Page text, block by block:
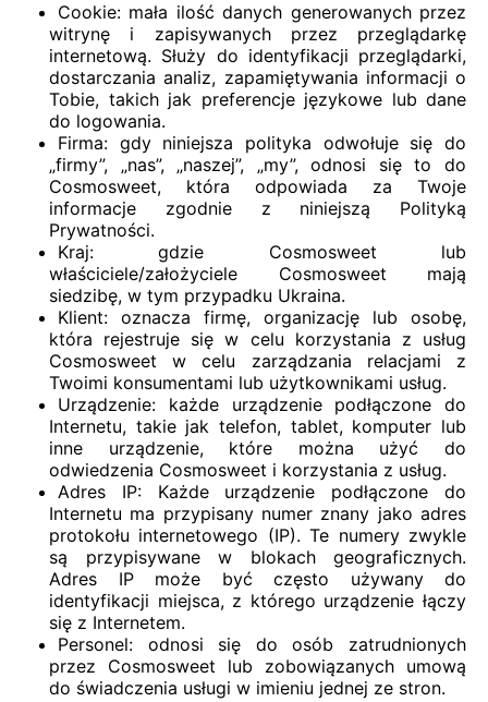
Cookie: mała ilość danych generowanych przez
witrynę i zapisywanych przez przeglądarkę
internetową. Służy do identyfikacji przeglądarki,
dostarczania analiz, zapamiętywania informacji o
Tobie, takich jak preferencje językowe lub dane
do logowania.
Firma: gdy niniejsza polityka odwołuje się do
„firmy”, „nas”, „naszej”, „my”, odnosi się to do
Cosmosweet, która odpowiada za Twoje
informacje zgodnie z niniejszą Polityką
Prywatności.
Kraj: gdzie Cosmosweet lub
właściciele/założyciele Cosmosweet mają
siedzibę, w tym przypadku Ukraina.
Klient: oznacza firmę, organizację lub osobę,
która rejestruje się w celu korzystania z usług
Cosmosweet w celu zarządzania relacjami z
Twoimi konsumentami lub użytkownikami usług.
Urządzenie: każde urządzenie podłączone do
Internetu, takie jak telefon, tablet, komputer lub
inne urządzenie, które można użyć do
odwiedzenia Cosmosweet i korzystania z usług.
Adres IP: Każde urządzenie podłączone do
Internetu ma przypisany numer znany jako adres
protokołu internetowego (IP). Te numery zwykle
są przypisywane w blokach geograficznych.
Adres IP może być często używany do
identyfikacji miejsca, z którego urządzenie łączy
się z Internetem.
Personel: odnosi się do osób zatrudnionych
przez Cosmosweet lub zobowiązanych umową
do świadczenia usługi w imieniu jednej ze stron.